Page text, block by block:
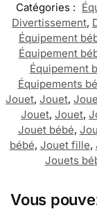
Catégories :
Divertissement,
Équipement
Équipement
Équipement
Équipements
Jouet, Jouet,
Jouet, Jouet,
Jouet bébé,
bébé, Jouet fille,
Jouets
Vous